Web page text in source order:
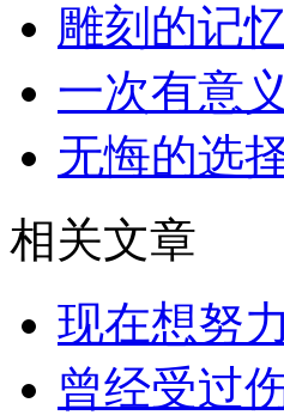
雕刻的记
一次有意
无悔的选
相关文章
现在想努
曾经受过